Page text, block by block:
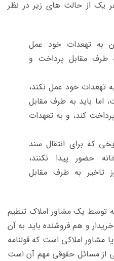
یک از حالت های زیر در نظر
به تهعدات خود عمل
طرف مقابل پرداخت و
تهعدات خود عمل نکند،
اما باید به طرف مقابل
کند، و به تعهدات
که برای انتقال سند
حضور پیدا نکنند،
تاخیر به طرف مقابل
توسط یک مشاور املاک تنظیم
و هم فروشنده باید به آن
مشاور املاکی است که قولنامه
از مسائل حقوقی مهم آن است